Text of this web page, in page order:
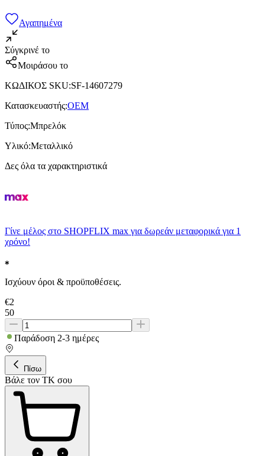
Αγαπημένα
Σύγκρινέ το
Μοιράσου το
ΚΩΔΙΚΟΣ SKU:SF-14607279
Κατασκευαστής:OEM
Τύπος:Μπρελόκ
Υλικό:Μεταλλικό
Δες όλα τα χαρακτηριστικά
Γίνε μέλος στο SHOPFLIX max για δωρεάν μεταφορικά για 1
χρόνο!
Ισχύουν όροι & προϋποθέσεις.
€2
50
Παράδοση 2-3 ημέρες
Πίσω
Βάλε τον ΤΚ σου